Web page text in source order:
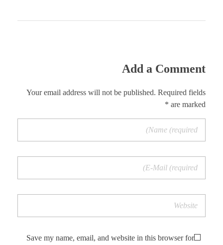
Add a Comment
Your email address will not be published. Required fields
are marked *
Save my name, email, and website in this browser for